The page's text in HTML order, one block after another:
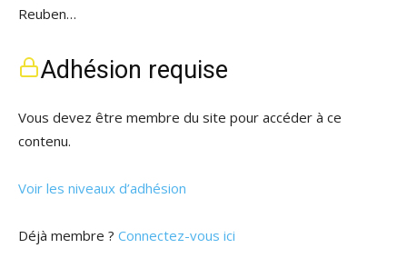
Reuben…
Adhésion requise
Vous devez être membre du site pour accéder à ce
contenu.
Voir les niveaux d’adhésion
Déjà membre ? Connectez-vous ici